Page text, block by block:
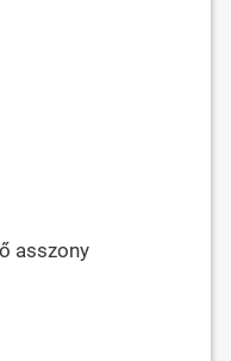
asszony